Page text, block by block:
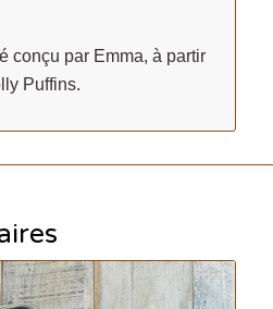
conçu par Emma, ​​à partir
Puffins.